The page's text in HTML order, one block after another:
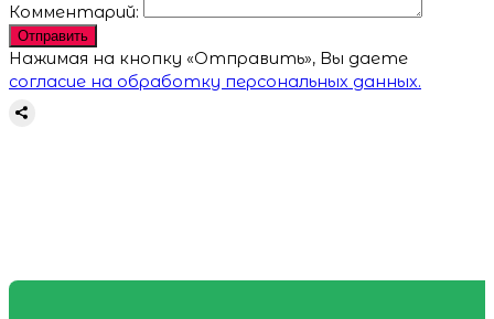
Комментарий:
Отправить
Нажимая на кнопку «Отправить», Вы даете
согласие на обработку персональных данных.